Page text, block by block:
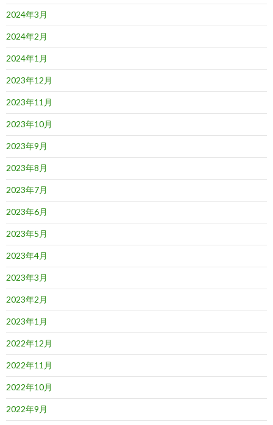
2024年3月
2024年2月
2024年1月
2023年12月
2023年11月
2023年10月
2023年9月
2023年8月
2023年7月
2023年6月
2023年5月
2023年4月
2023年3月
2023年2月
2023年1月
2022年12月
2022年11月
2022年10月
2022年9月